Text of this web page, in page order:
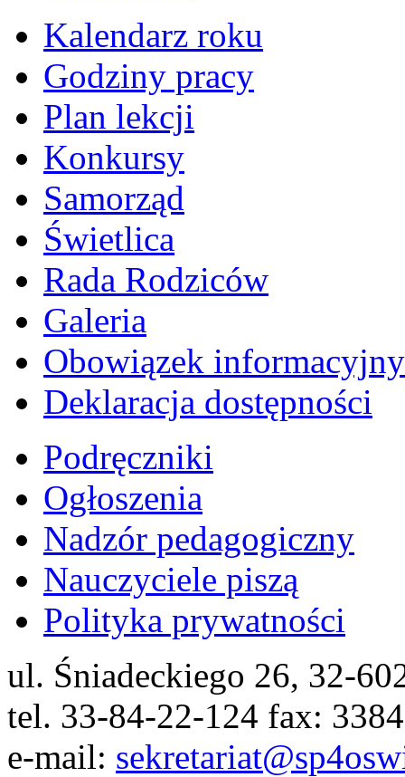
Kalendarz roku
Godziny pracy
Plan lekcji
Konkursy
Samorząd
Świetlica
Rada Rodziców
Galeria
Obowiązek informacyjny
Deklaracja dostępności
Podręczniki
Ogłoszenia
Nadzór pedagogiczny
Nauczyciele piszą
Polityka prywatności
ul. Śniadeckiego 26, 32-
tel. 33-84-22-124 fax:
e-mail: